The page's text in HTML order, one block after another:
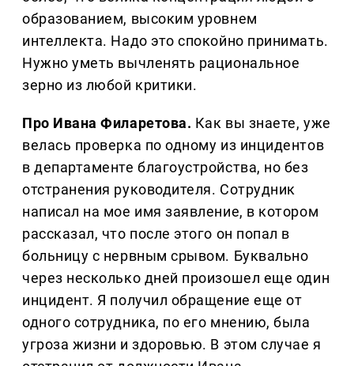
образованием, высоким уровнем
интеллекта. Надо это спокойно принимать.
Нужно уметь вычленять рациональное
зерно из любой критики.
Про Ивана Филаретова. Как вы знаете, уже
велась проверка по одному из инцидентов
в департаменте благоустройства, но без
отстранения руководителя. Сотрудник
написал на мое имя заявление, в котором
рассказал, что после этого он попал в
больницу с нервным срывом. Буквально
через несколько дней произошел еще один
инцидент. Я получил обращение еще от
одного сотрудника, по его мнению, была
угроза жизни и здоровью. В этом случае я